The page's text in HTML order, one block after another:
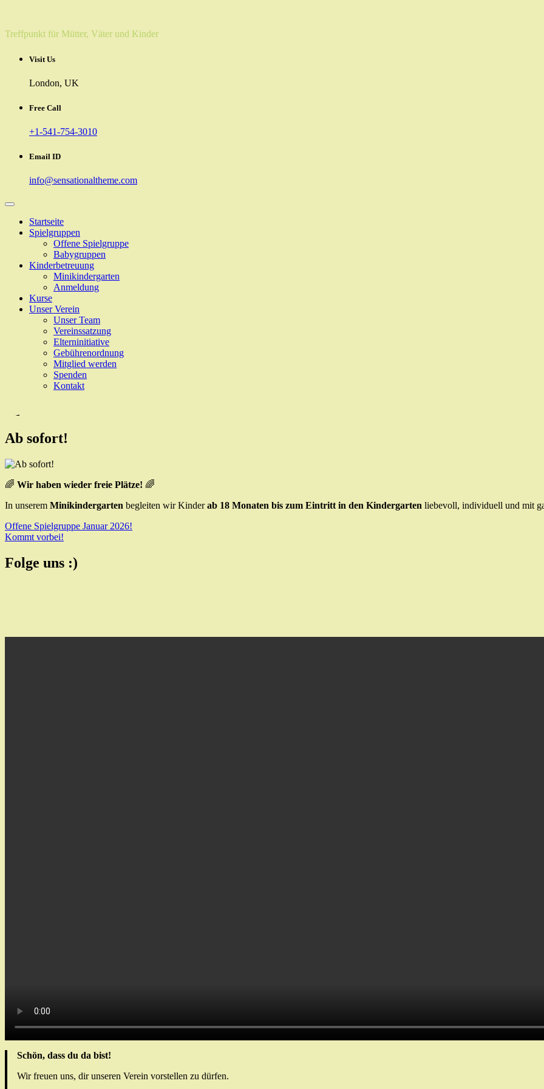
content
Treffpunkt für Mütter, Väter und Kinder
Visit Us
London, UK
Free Call
+1-541-754-3010
Email ID
info@sensationaltheme.com
Startseite
Spielgruppen
Offene Spielgruppe
Babygruppen
Kinderbetreuung
Minikindergarten
Anmeldung
Kurse
Unser Verein
Unser Team
Vereinssatzung
Elterninitiative
Gebührenordnung
Mitglied werden
Spenden
Kontakt
Ab sofort!
🌈 Wir haben wieder freie Plätze! 🌈
In unserem Minikindergarten begleiten wir Kinderab 18 Monaten bis zum Eintritt in den Kindergarten liebevoll, individuell und mit
Beitragsnavigation
Offene Spielgruppe Januar 2026!
Kommt vorbei!
Folge uns :)
Schön, dass du da bist!
Wir freuen uns, dir unseren Verein vorstellen zu dürfen.